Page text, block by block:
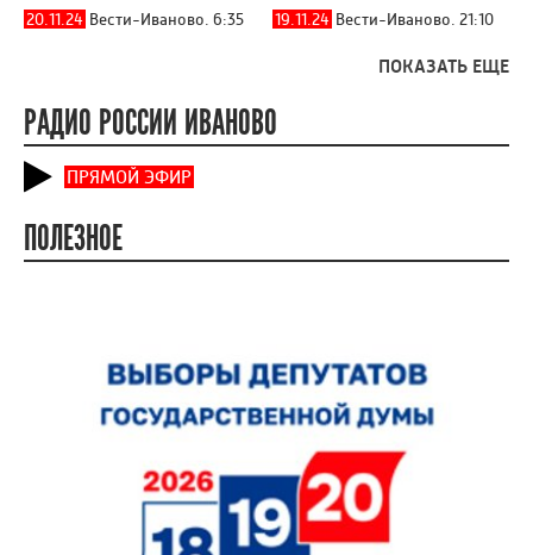
20.11.24 Вести-Иваново. 6:35 19.11.24 Вести-Иваново. 21:10
ПОКАЗАТЬ ЕЩЕ
РАДИО РОССИИ ИВАНОВО
ПРЯМОЙ ЭФИР
ПОЛЕЗНОЕ